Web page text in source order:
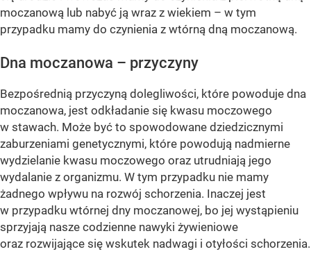
moczanową lub nabyć ją wraz z wiekiem – w tym
przypadku mamy do czynienia z wtórną dną moczanową.
Dna moczanowa – przyczyny
Bezpośrednią przyczyną dolegliwości, które powoduje dna
moczanowa, jest odkładanie się kwasu moczowego
w stawach. Może być to spowodowane dziedzicznymi
zaburzeniami genetycznymi, które powodują nadmierne
wydzielanie kwasu moczowego oraz utrudniają jego
wydalanie z organizmu. W tym przypadku nie mamy
żadnego wpływu na rozwój schorzenia. Inaczej jest
w przypadku wtórnej dny moczanowej, bo jej wystąpieniu
sprzyjają nasze codzienne nawyki żywieniowe
oraz rozwijające się wskutek nadwagi i otyłości schorzenia.